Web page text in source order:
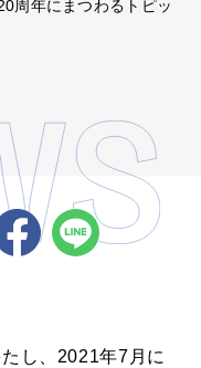
周年にまつわるトピッ
し、2021年7月に